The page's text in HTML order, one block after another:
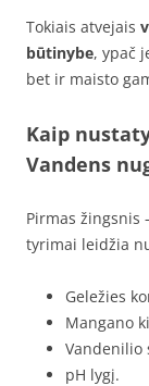
Tokiais atvejais
būtinybe, ypač
bet ir maisto
Kaip
Vandens
Pirmas žingsnis
tyrimai leidžia
Geležies
Mangano
Vandenilio
pH lygį.